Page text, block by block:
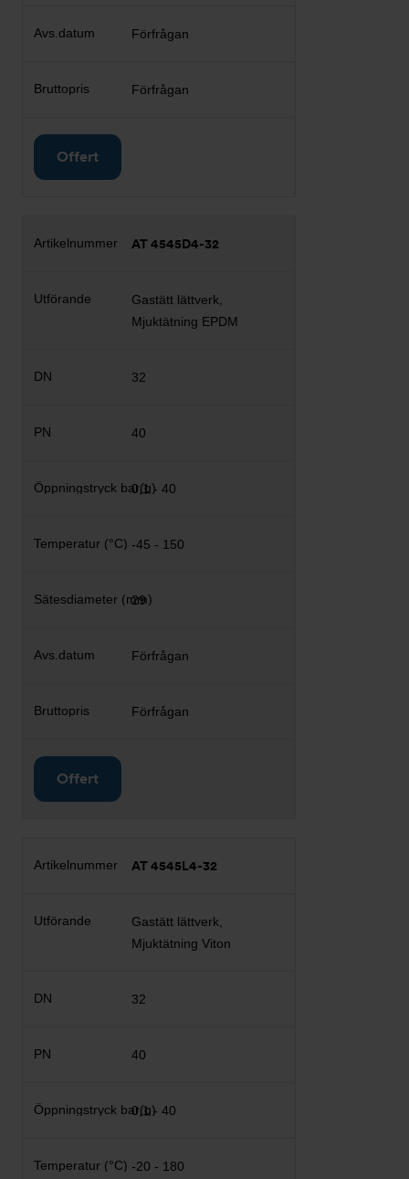
Förfrågan
Förfrågan
Offert
AT 4545D4-32
Gastätt lättverk,
Mjuktätning EPDM
32
40
0,1 - 40
-45 - 150
29
Förfrågan
Förfrågan
Offert
AT 4545L4-32
Gastätt lättverk,
Mjuktätning Viton
32
40
0,1 - 40
-20 - 180